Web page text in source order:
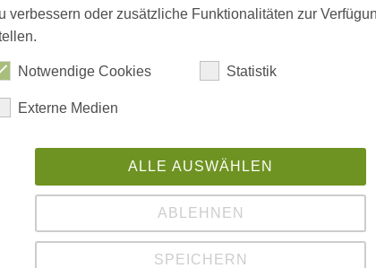
die Umsetzung
in Sachsen.
Fachkräfte
verbessern oder zusätzliche Funktionalitäten zur
Notwendige Cookies Statistik
Externe Medien
ALLE AUSWÄHLEN
ABLEHNEN
SPEICHERN